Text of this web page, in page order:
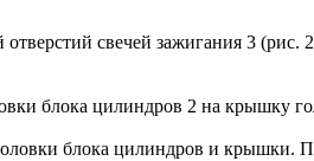
свечей зажигания 3 (рис.
блока цилиндров 2 на крышку
блока цилиндров и крышки.